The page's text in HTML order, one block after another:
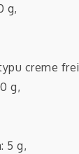
g,
creme
g,
5 g,